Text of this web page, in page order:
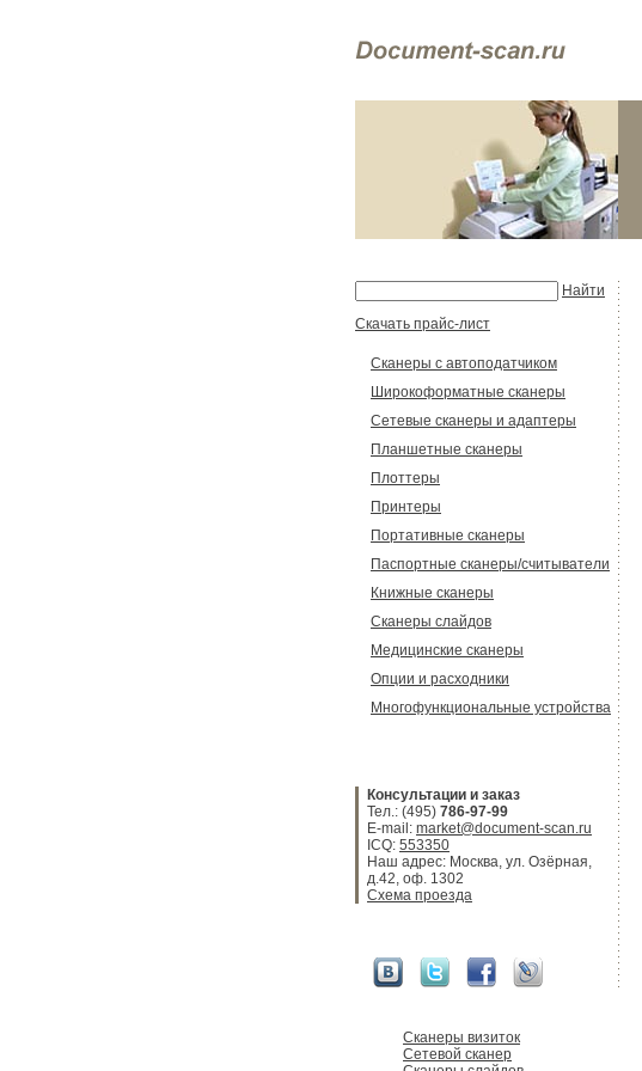
Найти
Скачать прайс-лист
Сканеры с автоподатчиком
Широкоформатные сканеры
Сетевые сканеры и адаптеры
Планшетные сканеры
Плоттеры
Принтеры
Портативные сканеры
Паспортные сканеры/считыватели
Книжные сканеры
Сканеры слайдов
Медицинские сканеры
Опции и расходники
Многофункциональные устройства
Консультации и заказ
Тел.: (495) 786-97-99
E-mail: market@document-scan.ru
ICQ: 553350
Наш адрес: Москва, ул. Озёрная,
д.42, оф. 1302
Схема проезда
Сканеры визиток
Сетевой сканер